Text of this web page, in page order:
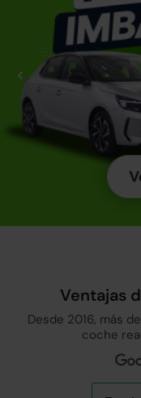
Ventajas
Desde 2016, más
coche